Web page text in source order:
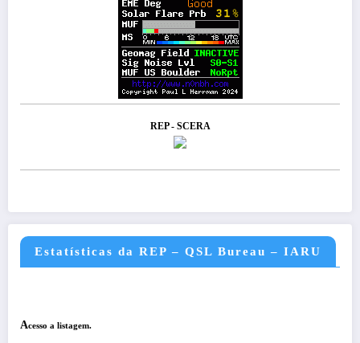
REP - SCERA
Estatísticas da REP – QSL Bureau – IARU
Acesso a listagem.